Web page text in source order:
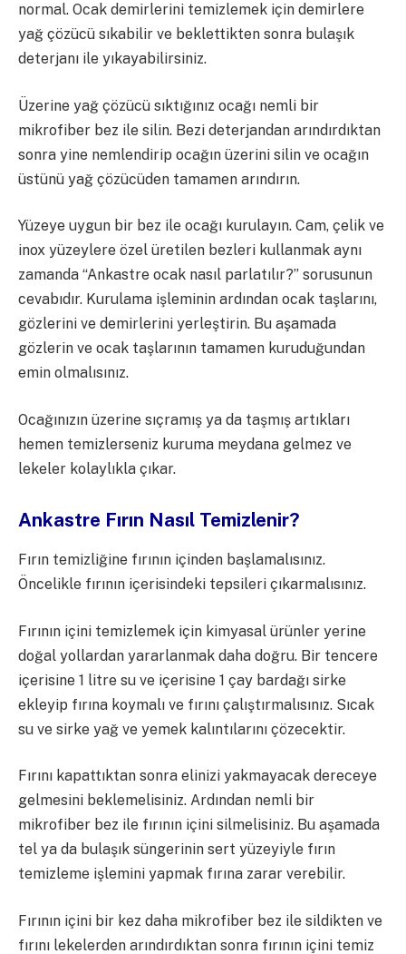
normal. Ocak demirlerini temizlemek için demirlere
yağ çözücü sıkabilir ve beklettikten sonra bulaşık
deterjanı ile yıkayabilirsiniz.
Üzerine yağ çözücü sıktığınız ocağı nemli bir
mikrofiber bez ile silin. Bezi deterjandan arındırdıktan
sonra yine nemlendirip ocağın üzerini silin ve ocağın
üstünü yağ çözücüden tamamen arındırın.
Yüzeye uygun bir bez ile ocağı kurulayın. Cam, çelik ve
inox yüzeylere özel üretilen bezleri kullanmak aynı
zamanda “Ankastre ocak nasıl parlatılır?” sorusunun
cevabıdır. Kurulama işleminin ardından ocak taşlarını,
gözlerini ve demirlerini yerleştirin. Bu aşamada
gözlerin ve ocak taşlarının tamamen kuruduğundan
emin olmalısınız.
Ocağınızın üzerine sıçramış ya da taşmış artıkları
hemen temizlerseniz kuruma meydana gelmez ve
lekeler kolaylıkla çıkar.
Ankastre Fırın Nasıl Temizlenir?
Fırın temizliğine fırının içinden başlamalısınız.
Öncelikle fırının içerisindeki tepsileri çıkarmalısınız.
Fırının içini temizlemek için kimyasal ürünler yerine
doğal yollardan yararlanmak daha doğru. Bir tencere
içerisine 1 litre su ve içerisine 1 çay bardağı sirke
ekleyip fırına koymalı ve fırını çalıştırmalısınız. Sıcak
su ve sirke yağ ve yemek kalıntılarını çözecektir.
Fırını kapattıktan sonra elinizi yakmayacak dereceye
gelmesini beklemelisiniz. Ardından nemli bir
mikrofiber bez ile fırının içini silmelisiniz. Bu aşamada
tel ya da bulaşık süngerinin sert yüzeyiyle fırın
temizleme işlemini yapmak fırına zarar verebilir.
Fırının içini bir kez daha mikrofiber bez ile sildikten ve
fırını lekelerden arındırdıktan sonra fırının içini temiz